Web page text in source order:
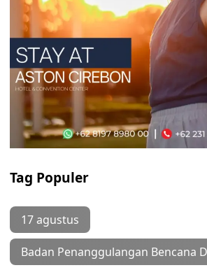
Tag Populer
17 agustus
Badan Penanggulangan Bencana